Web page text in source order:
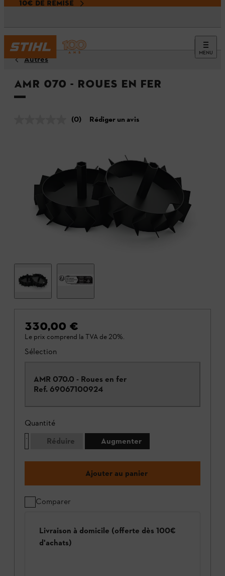
10€ DE REMISE
MENU
Autres
AMR 070 - Roues en fer
(0) Rédiger un avis
330,00 €
Le prix comprend la TVA de 20%.
Sélection
AMR 070.0 - Roues en fer
Ref. 69067100924
Quantité
Réduire
Augmenter
Ajouter au panier
Comparer
Livraison à domicile (offerte dès 100€
d'achats)